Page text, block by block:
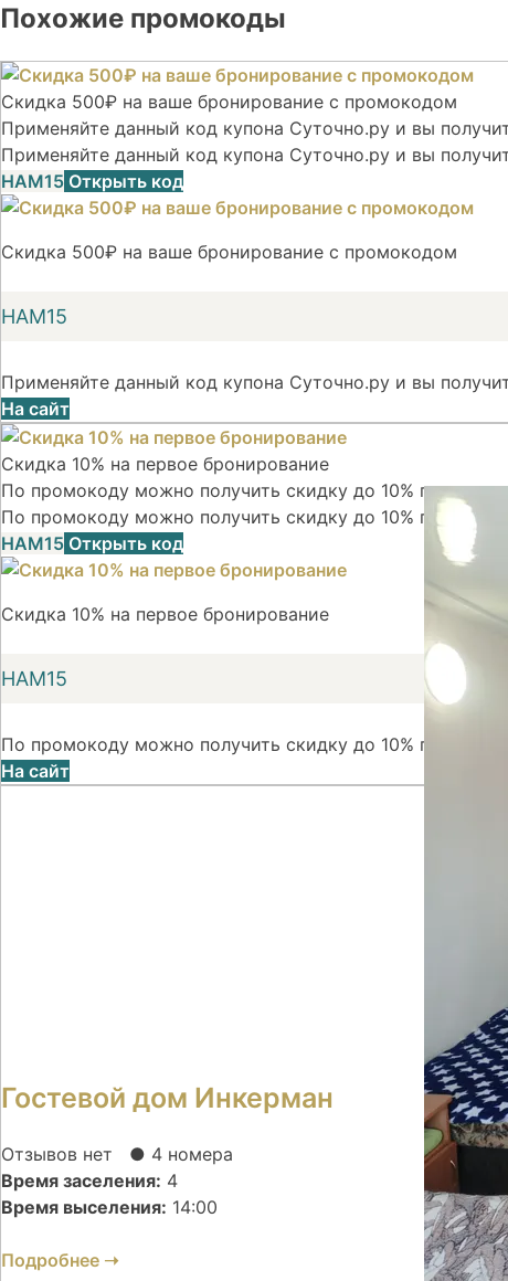
Похожие промокоды
Скидка 500₽ на ваше бронирование с промокодом
Применяйте данный код купона Суточно.ру и вы
Применяйте данный код купона Суточно.ру и вы
НАМ15 Открыть код
Скидка 500₽ на ваше бронирование с промокодом
НАМ15
Применяйте данный код купона Суточно.ру и вы
На сайт
Скидка 10% на первое бронирование
По промокоду можно получить скидку до 10% при
По промокоду можно получить скидку до 10% при
НАМ15 Открыть код
Скидка 10% на первое бронирование
НАМ15
По промокоду можно получить скидку до 10% при
На сайт
Гостевой дом Инкерман
Отзывов нет
● 4 номера
Время заселения: 4
Время выселения: 14:00
Подробнее ➝